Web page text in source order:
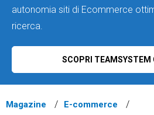
autonomia siti di Ecommerce
ricerca.
SCOPRI TEAMSYSTEM
Magazine
E-commerce